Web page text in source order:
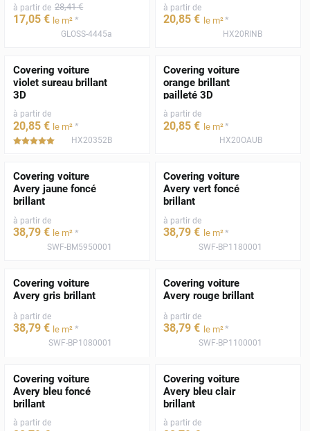
à partir de 28,41 €
17,05 € le m² *
GLOSS-4445a
à partir de
20,85 € le m²*
HX20RINB
Covering voiture
violet sureau brillant
3D
à partir de
20,85 € le m² *
*****HX20352B
Covering voiture
orange brillant
pailleté 3D
à partir de
20,85 € le m²*
HX20OAUB
Covering voiture
Avery jaune foncé
brillant
à partir de
38,79 € le m² *
SWF-BM5950001
Covering voiture
Avery vert foncé
brillant
à partir de
38,79 € le m²*
SWF-BP1180001
Covering voiture
Avery gris brillant
à partir de
38,79 € le m² *
SWF-BP1080001
Covering voiture
Avery rouge brillant
à partir de
38,79 € le m²*
SWF-BP1100001
Covering voiture
Avery bleu foncé
brillant
à partir de
Covering voiture
Avery bleu clair
brillant
à partir de